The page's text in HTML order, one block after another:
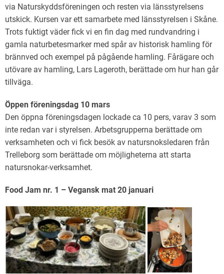
via Naturskyddsföreningen och resten via länsstyrelsens
utskick. Kursen var ett samarbete med länsstyrelsen i Skåne.
Trots fuktigt väder fick vi en fin dag med rundvandring i
gamla naturbetesmarker med spår av historisk hamling för
brännved och exempel på pågående hamling. Fårägare och
utövare av hamling, Lars Lageroth, berättade om hur han går
tillväga.
Öppen föreningsdag 10 mars
Den öppna föreningsdagen lockade ca 10 pers, varav 3 som
inte redan var i styrelsen. Arbetsgrupperna berättade om
verksamheten och vi fick besök av natursnoksledaren från
Trelleborg som berättade om möjligheterna att starta
natursnokar-verksamhet.
Food Jam nr. 1 – Vegansk mat 20 januari